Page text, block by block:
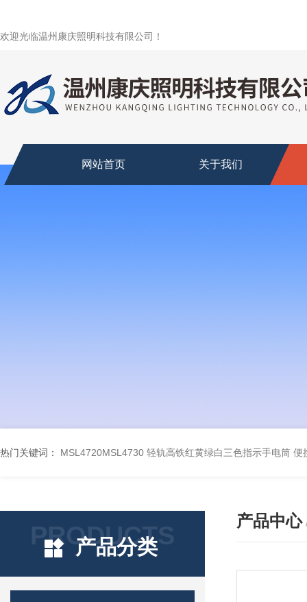
欢迎光临温州康庆照明科技有限公司！
网站首页 关于我们
热门关键词： MSL4720MSL4730 轻轨高铁红黄绿白三色指示手电筒 便
PRODUCTS
产品分类
产品中心